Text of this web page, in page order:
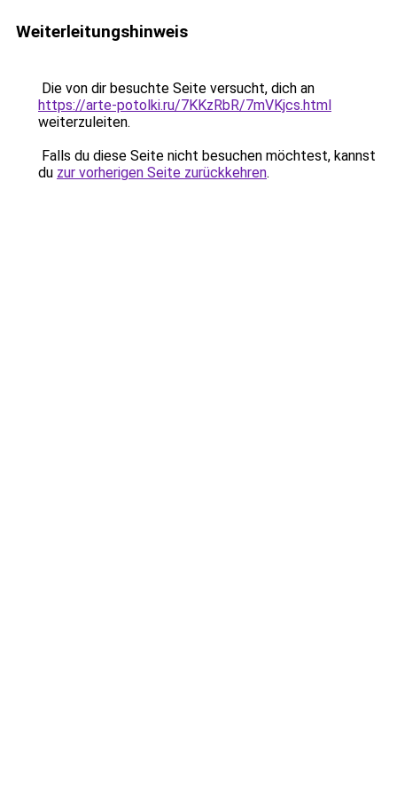
Weiterleitungshinweis
Die von dir besuchte Seite versucht, dich an
https://arte-potolki.ru/7KKzRbR/7mVKjcs.html
weiterzuleiten.
Falls du diese Seite nicht besuchen möchtest, kannst
du zur vorherigen Seite zurückkehren.